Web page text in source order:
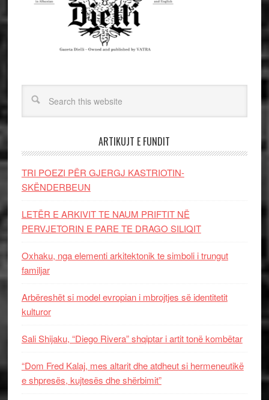
ARTIKUJT E FUNDIT
TRI POEZI PËR GJERGJ KASTRIOTIN-
SKËNDERBEUN
LETËR E ARKIVIT TE NAUM PRIFTIT NË
PERVJETORIN E PARE TE DRAGO SILIQIT
Oxhaku, nga elementi arkitektonik te simboli i trungut
familjar
Arbëreshët si model evropian i mbrojtjes së identitetit
kulturor
Sali Shijaku, “Diego Rivera” shqiptar i artit tonë kombëtar
“Dom Fred Kalaj, mes altarit dhe atdheut si hermeneutikë
e shpresës, kujtesës dhe shërbimit”